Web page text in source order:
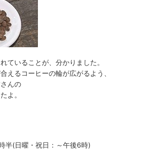
ていることが、分かりました。
えるコーヒーの輪が広がるよう、
んの
よ。
半(日曜・祝日：～午後6時)